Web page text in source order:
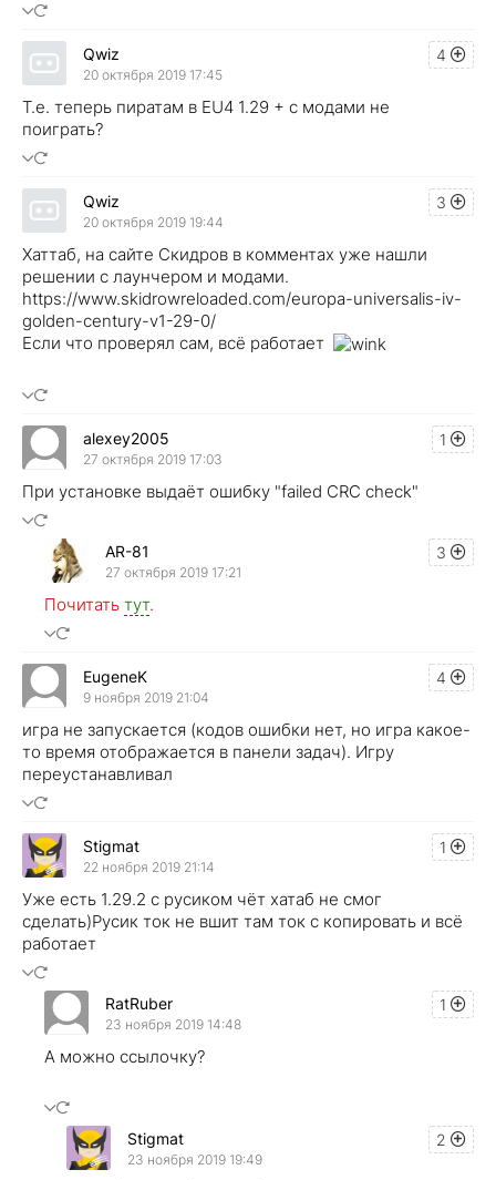
4
Qwiz
20 октября 2019 17:45
Т.е. теперь пиратам в ЕU4 1.29 + с модами не
поиграть?
3
Qwiz
20 октября 2019 19:44
Хаттаб, на сайте Скидров в комментах уже нашли
решении с лаунчером и модами.
https://www.skidrowreloaded.com/europa-universalis-iv-
golden-century-v1-29-0/
Если что проверял сам, всё работает
1
alexey2005
27 октября 2019 17:03
При установке выдаёт ошибку "failed CRC check"
3
AR-81
27 октября 2019 17:21
Почитать тут.
4
EugeneK
9 ноября 2019 21:04
игра не запускается (кодов ошибки нет, но игра какое-
то время отображается в панели задач). Игру
переустанавливал
1
Stigmat
22 ноября 2019 21:14
Уже есть 1.29.2 с русиком чёт хатаб не смог
сделать)Русик ток не вшит там ток с копировать и всё
работает
1
RatRuber
23 ноября 2019 14:48
А можно ссылочку?
2
Stigmat
23 ноября 2019 19:49